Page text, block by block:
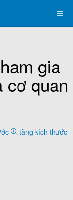
gia
cơ quan
tăng kích thước